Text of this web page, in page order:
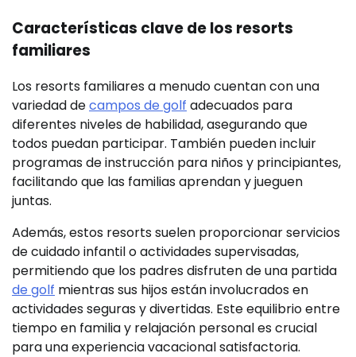
Características clave de los resorts
familiares
Los resorts familiares a menudo cuentan con una
variedad decampos de golf adecuados para
diferentes niveles de habilidad, asegurando que
todos puedan participar. También pueden incluir
programas de instrucción para niños y principiantes,
facilitando que las familias aprendan y jueguen
juntas.
Además, estos resorts suelen proporcionar servicios
de cuidado infantil o actividades supervisadas,
permitiendo que los padres disfruten de una partida
de golf mientras sus hijos están involucrados en
actividades seguras y divertidas. Este equilibrio entre
tiempo en familia y relajación personal es crucial
para una experiencia vacacional satisfactoria.